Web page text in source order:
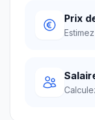
Prix